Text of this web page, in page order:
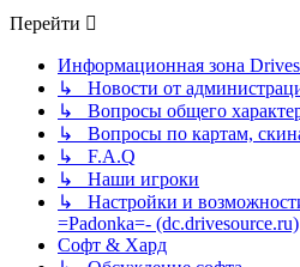
Перейти
Информационная зона
↳ Новости от
↳ Вопросы общего
↳ Вопросы по картам,
↳ F.A.Q
↳ Наши игроки
↳ Настройки и
=Padonka=- (dc.drivesource.ru)
Софт & Хард